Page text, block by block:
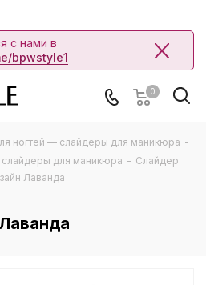
с нами в
bpwstyle1
0
ногтей — слайдеры для маникюра -
для маникюра - Слайдер
Лаванда